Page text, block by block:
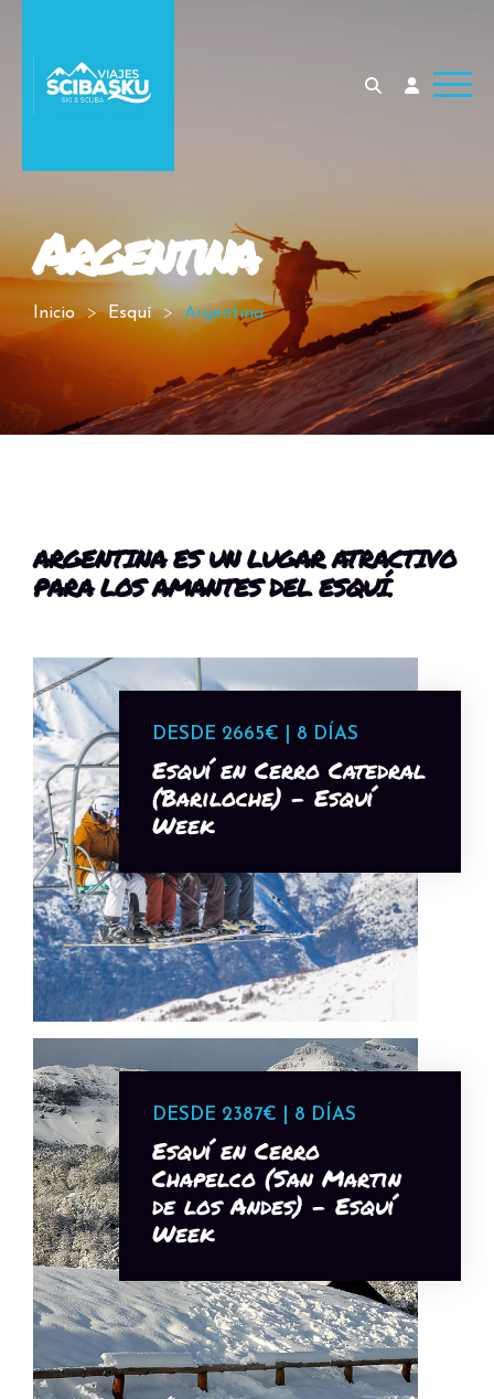
Argentina
Inicio Esquí Argentina
ARGENTINA ES UN LUGAR ATRACTIVO
PARA LOS AMANTES DEL ESQUÍ.
DESDE 2665€ | 8 DÍAS
Esquí en Cerro Catedral
(Bariloche) - Esquí
Week
DESDE 2387€ | 8 DÍAS
Esquí en Cerro
Chapelco (San Martin
de los Andes) - Esquí
Week